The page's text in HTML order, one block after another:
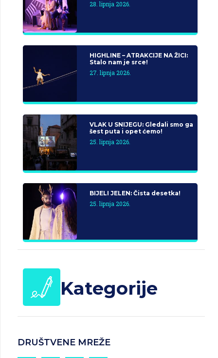
28. lipnja 2026.
HIGHLINE – ATRAKCIJE NA ŽICI:
Stalo nam je srce!
27. lipnja 2026.
VLAK U SNIJEGU: Gledali smo ga
šest puta i opet ćemo!
25. lipnja 2026.
BIJELI JELEN: Čista desetka!
25. lipnja 2026.
Kategorije
DRUŠTVENE MREŽE